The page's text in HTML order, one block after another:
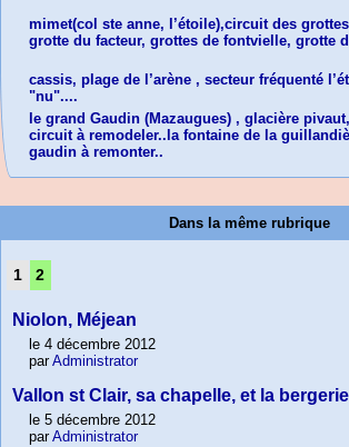
mimet(col ste anne, l’étoile),circuit des
grotte du facteur, grottes de fontvielle, grotte
cassis, plage de l’arène , secteur fréquenté
"nu"....
le grand Gaudin (Mazaugues) , glacière
circuit à remodeler..la fontaine de la
gaudin à remonter..
Dans la même rubrique
1 2
Niolon, Méjean
le 4 décembre 2012
parAdministrator
Vallon st Clair, sa chapelle, et la
le 5 décembre 2012
parAdministrator